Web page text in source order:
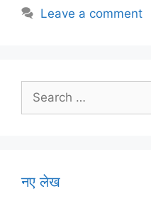
Leave a comment
Search
for:
नए लेख